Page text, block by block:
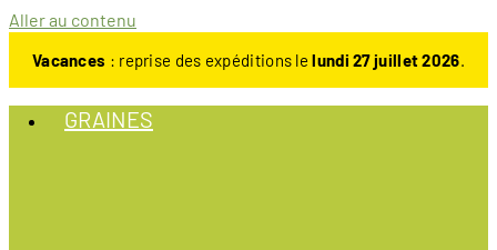
Aller au contenu
Vacances : reprise des expéditions lelundi 27 juillet 2026.
GRAINES